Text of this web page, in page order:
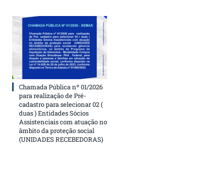
Chamada Pública nº 01/2026
para realização de Pré-
cadastro para selecionar 02 (
duas ) Entidades Sócios
Assistenciais com atuação no
âmbito da proteção social
(UNIDADES RECEBEDORAS)